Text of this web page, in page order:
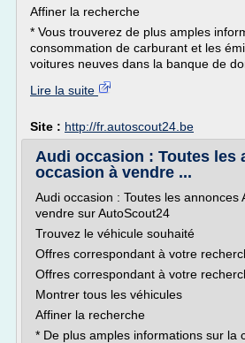
Affiner la recherche
* Vous trouverez de plus amples
consommation de carburant et les
voitures neuves dans la banque de
Lire la suite
Site : http://fr.autoscout24.be
Audi occasion : Toutes les
occasion à vendre ...
Audi occasion : Toutes les annonces
vendre sur AutoScout24
Trouvez le véhicule souhaité
Offres correspondant à votre
Offres correspondant à votre
Montrer tous les véhicules
Affiner la recherche
* De plus amples informations sur la